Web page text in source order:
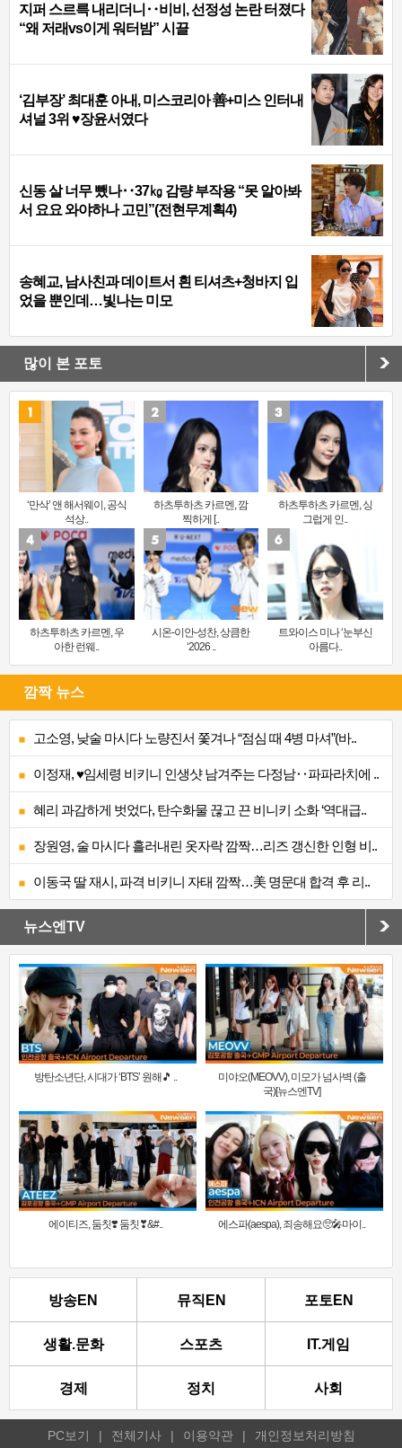
지퍼 스르륵 내리더니‥비비, 선정성 논란 터졌다
“왜 저래vs이게 워터밤” 시끌
‘김부장’ 최대훈 아내, 미스코리아 善+미스 인터내
셔널 3위 ♥장윤서였다
신동 살 너무 뺐나‥37㎏ 감량 부작용 “못 알아봐
서 요요 와야하나 고민”(전현무계획4)
송혜교, 남사친과 데이트서 흰 티셔츠+청바지 입
었을 뿐인데…빛나는 미모
많이 본 포토
‘만삭’ 앤 해서웨이, 공식
석상..
하츠투하츠 카르멘, 깜
찍하게 [..
하츠투하츠 카르멘, 싱
그럽게 인..
하츠투하츠 카르멘, 우
아한 런웨..
시온-이안-성찬, 상큼한
‘2026 ..
트와이스 미나 ‘눈부신
아름다..
깜짝 뉴스
고소영, 낮술 마시다 노량진서 쫓겨나 “점심 때 4병 마셔”(바..
이정재, ♥임세령 비키니 인생샷 남겨주는 다정남‥파파라치에 ..
혜리 과감하게 벗었다, 탄수화물 끊고 끈 비니키 소화 ‘역대급..
장원영, 술 마시다 흘러내린 옷자락 깜짝…리즈 갱신한 인형 비..
이동국 딸 재시, 파격 비키니 자태 깜짝…美 명문대 합격 후 리..
뉴스엔TV
방탄소년단, 시대가 ‘BTS’ 원해🎵 ..
미야오(MEOVV), 미모가 넘사벽 (출
국)[뉴스엔TV]
에이티즈, 둠칫❣️ 둠칫❣&#.. 에스파(aespa), 죄송해요🥺🎤마이..
방송EN 뮤직EN 포토EN
생활.문화 스포츠 IT.게임
경제 정치 사회
PC보기 | 전체기사 | 이용약관 | 개인정보처리방침